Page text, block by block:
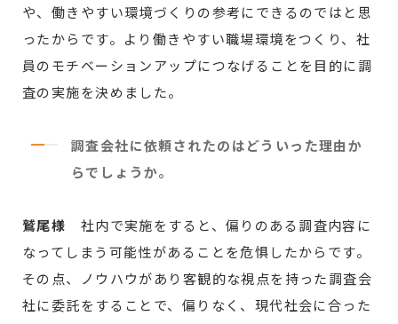
や、働きやすい環境づくりの参考にできるのではと思
ったからです。より働きやすい職場環境をつくり、社
員のモチベーションアップにつなげることを目的に調
査の実施を決めました。
調査会社に依頼されたのはどういった理由か
らでしょうか。
鷲尾様 社内で実施をすると、偏りのある調査内容に
なってしまう可能性があることを危惧したからです。
その点、ノウハウがあり客観的な視点を持った調査会
社に委託をすることで、偏りなく、現代社会に合った